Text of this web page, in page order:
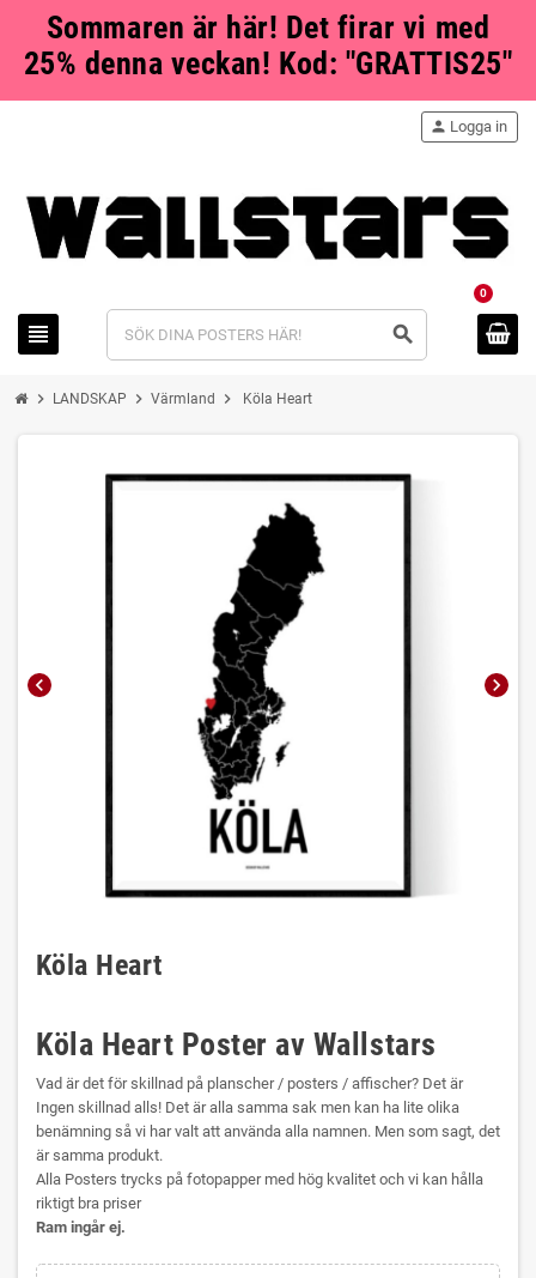
Sommaren är här! Det firar vi med
25% denna veckan! Kod: "GRATTIS25"
view_headline search
person Logga in
0
chevron_right LANDSKAP chevron_right Värmland chevron_right Köla Heart
chevron_left chevron_right
Köla Heart
Köla Heart Poster av Wallstars
Vad är det för skillnad på planscher / posters / affischer? Det är
Ingen skillnad alls! Det är alla samma sak men kan ha lite olika
benämning så vi har valt att använda alla namnen. Men som sagt, det
är samma produkt.
Alla Posters trycks på fotopapper med hög kvalitet och vi kan hålla
riktigt bra priser
Ram ingår ej.